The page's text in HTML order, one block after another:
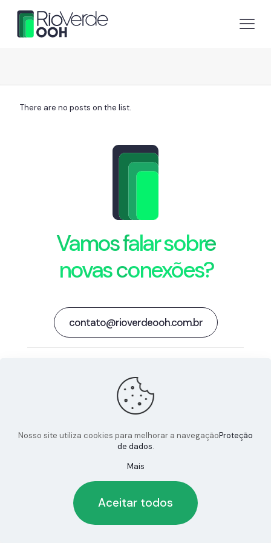
There are no posts on the list.
Vamos falar sobre
novas conexões?
contato@rioverdeooh.com.br
Instagram
Nosso site utiliza cookies para melhorar a navegaçãoProteção
de dados.
Mais
Aceitar todos